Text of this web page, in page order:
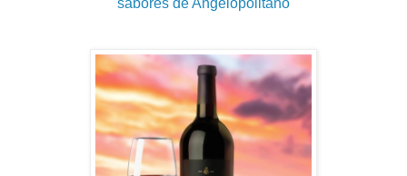
sabores de Angelopolitano